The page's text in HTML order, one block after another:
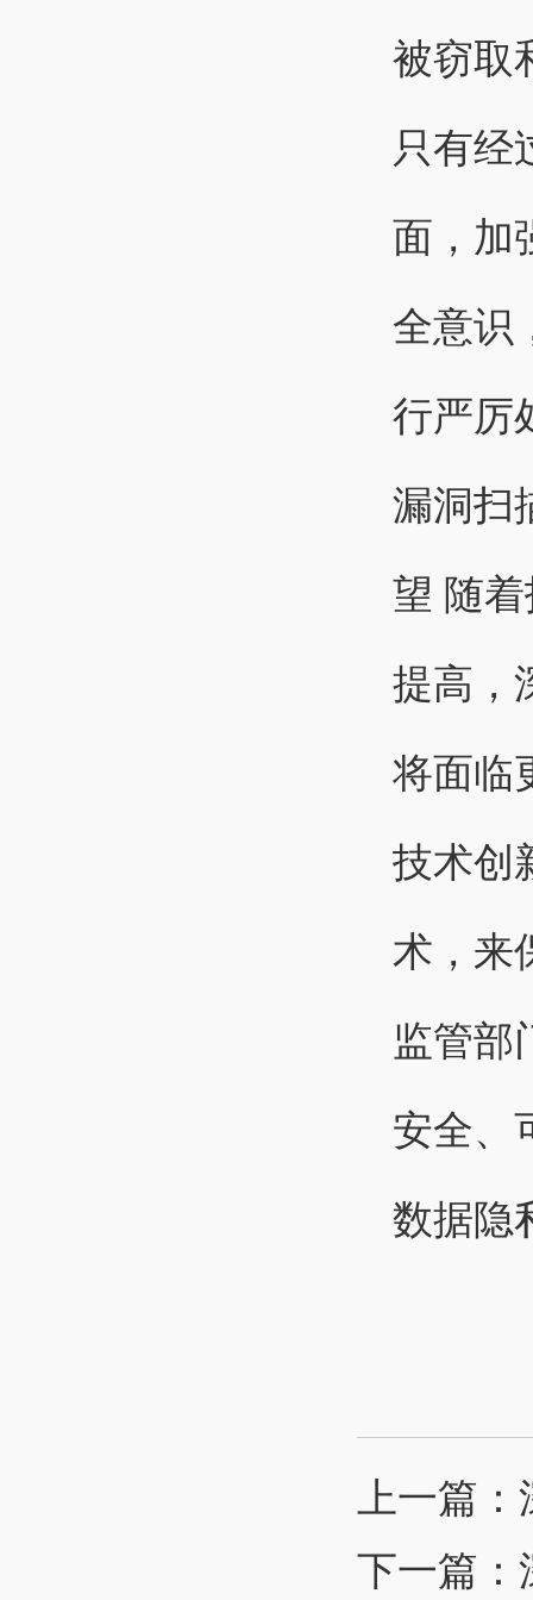
被窃取
只有经
面，加
全意识
行严厉
漏洞扫
望 随
提高，
将面临
技术创
术，来
监管部
安全、
数据隐
上一篇：
下一篇：